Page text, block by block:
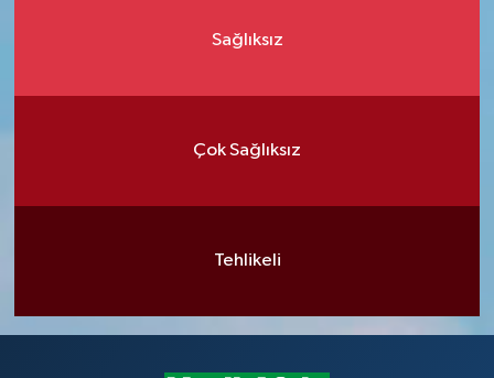
Sağlıksız
Çok Sağlıksız
Tehlikeli